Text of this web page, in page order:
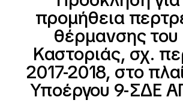
προμήθεια
θέρμανσης
Καστοριάς, σχ.
2017-2018, στο
Υποέργου 9-ΣΔΕ